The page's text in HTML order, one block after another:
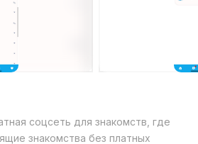
соцсеть для знакомств, где
знакомства без платных